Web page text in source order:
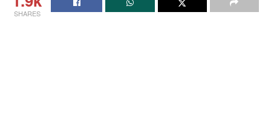
SHARES